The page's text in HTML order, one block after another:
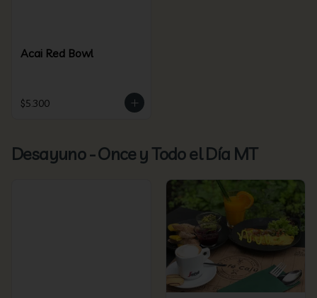
Acai Red Bowl
$5.300
Desayuno - Once y Todo el Día MT